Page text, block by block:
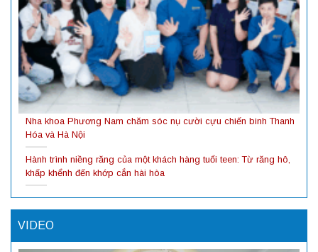
Nha khoa Phương Nam chăm sóc nụ cười cựu chiến binh Thanh
Hóa và Hà Nội
Hành trình niềng răng của một khách hàng tuổi teen: Từ răng hô,
khấp khểnh đến khớp cắn hài hòa
VIDEO